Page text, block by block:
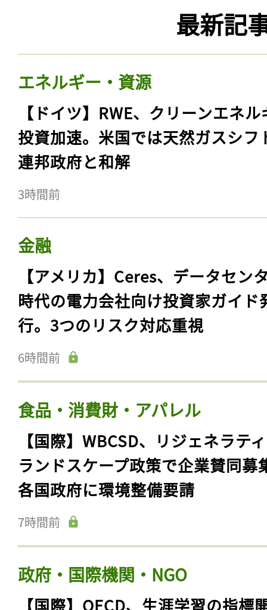
最新記
エネルギー・資源
【ドイツ】RWE、クリーンエネ
投資加速。米国では天然ガスシフ
連邦政府と和解
3時間前
金融
【アメリカ】Ceres、データセン
時代の電力会社向け投資家ガイド
行。3つのリスク対応重視
6時間前
食品・消費財・アパレル
【国際】WBCSD、リジェネラテ
ランドスケープ政策で企業賛同募
各国政府に環境整備要請
7時間前
政府・国際機関・NGO
【国際】OECD、生涯学習の指標